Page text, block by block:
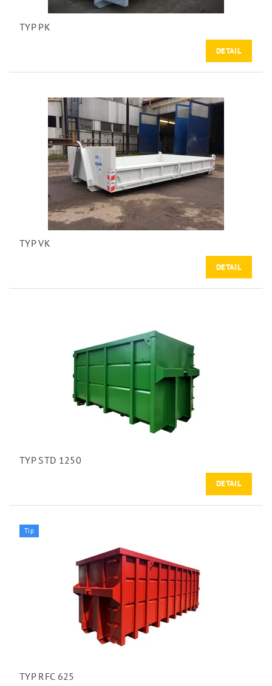
TYP PK
DETAIL
TYP VK
DETAIL
TYP STD 1250
DETAIL
Tip
TYP RFC 625